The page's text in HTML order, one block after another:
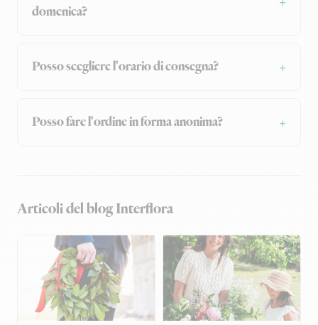
domenica?
Posso scegliere l'orario di consegna?
Posso fare l'ordine in forma anonima?
Articoli del blog Interflora